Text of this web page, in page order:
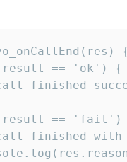
{
== 'ok') {
finished
== 'fail')
finished